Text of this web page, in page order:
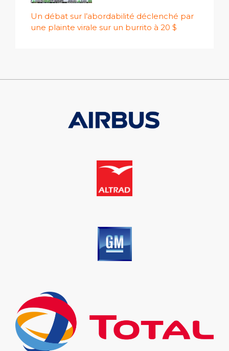
Un débat sur l’abordabilité déclenché par
une plainte virale sur un burrito à 20 $